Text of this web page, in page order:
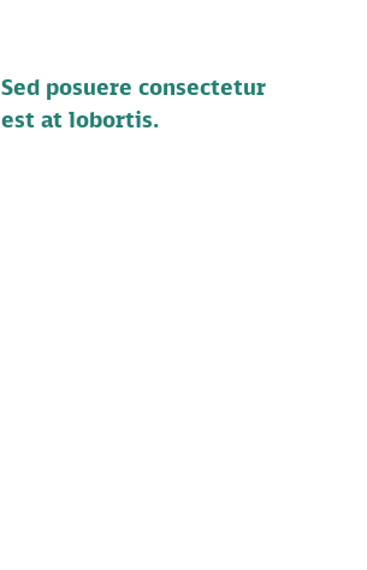
Sed posuere consectetur
est at lobortis.